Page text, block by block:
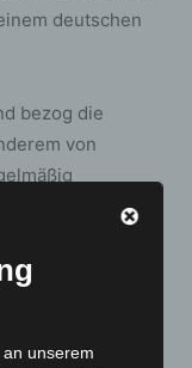
deutschen
bezog die
von
dem Einsatz
dem Foto nur in
letzten vier bis
unserem